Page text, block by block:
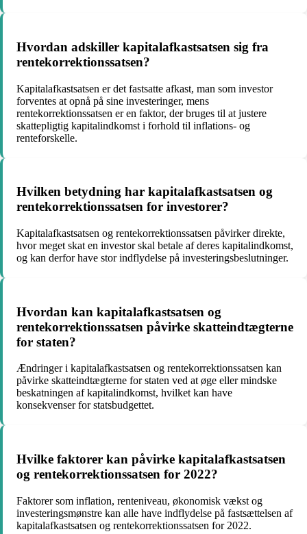
Hvordan adskiller kapitalafkastsatsen sig fra
rentekorrektionssatsen?
Kapitalafkastsatsen er det fastsatte afkast, man som investor
forventes at opnå på sine investeringer, mens
rentekorrektionssatsen er en faktor, der bruges til at justere
skattepligtig kapitalindkomst i forhold til inflations- og
renteforskelle.
Hvilken betydning har kapitalafkastsatsen og
rentekorrektionssatsen for investorer?
Kapitalafkastsatsen og rentekorrektionssatsen påvirker direkte,
hvor meget skat en investor skal betale af deres kapitalindkomst,
og kan derfor have stor indflydelse på investeringsbeslutninger.
Hvordan kan kapitalafkastsatsen og
rentekorrektionssatsen påvirke skatteindtægterne
for staten?
Ændringer i kapitalafkastsatsen og rentekorrektionssatsen kan
påvirke skatteindtægterne for staten ved at øge eller mindske
beskatningen af kapitalindkomst, hvilket kan have
konsekvenser for statsbudgettet.
Hvilke faktorer kan påvirke kapitalafkastsatsen
og rentekorrektionssatsen for 2022?
Faktorer som inflation, renteniveau, økonomisk vækst og
investeringsmønstre kan alle have indflydelse på fastsættelsen af
kapitalafkastsatsen og rentekorrektionssatsen for 2022.